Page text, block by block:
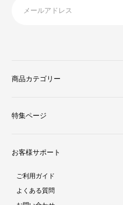
商品カテゴリー
照明・ライト
ダイニング
ソファ・クッション
特集ページ
人気商品ランキング
お客様サポート
ご利用ガイド
よくある質問